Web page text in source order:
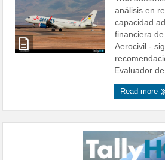
análisis en
capacidad
financiera
Aerocivil -
Evaluador
Read more